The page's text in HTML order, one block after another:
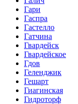
Гари
Гаспра
Гастелло
Гатчина
Гвардейск
Гвардейское
Гдов
Геленджик
Гешарт
Гиагинская
Гидроторф